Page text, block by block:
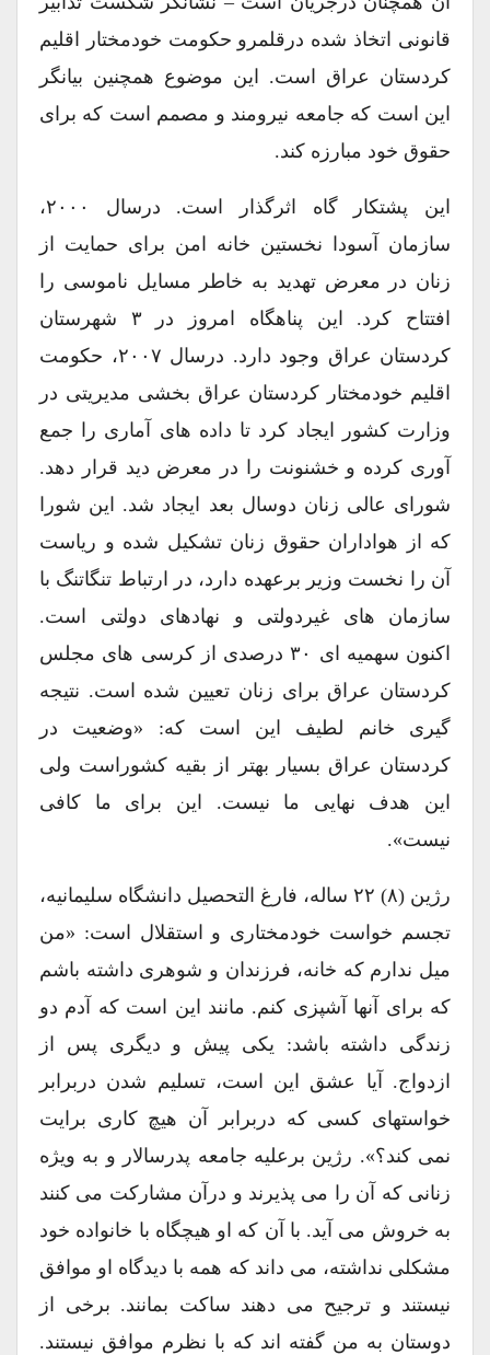
قانونی اتخاذ شده درقلمرو حکومت خودمختار اقلیم
کردستان عراق است. این موضوع همچنین بیانگر
این است که جامعه نیرومند و مصمم است که برای
حقوق خود مبارزه کند.
این پشتکار گاه اثرگذار است. درسال ۲۰۰۰،
سازمان آسودا نخستین خانه امن برای حمایت از
زنان در معرض تهدید به خاطر مسایل ناموسی را
افتتاح کرد. این پناهگاه امروز در ۳ شهرستان
کردستان عراق وجود دارد. درسال ۲۰۰۷، حکومت
اقلیم خودمختار کردستان عراق بخشی مدیریتی در
وزارت کشور ایجاد کرد تا داده های آماری را جمع
آوری کرده و خشنونت را در معرض دید قرار دهد.
شورای عالی زنان دوسال بعد ایجاد شد. این شورا
که از هواداران حقوق زنان تشکیل شده و ریاست
آن را نخست وزیر برعهده دارد، در ارتباط تنگاتنگ با
سازمان های غیردولتی و نهادهای دولتی است.
اکنون سهمیه ای ۳۰ درصدی از کرسی های مجلس
کردستان عراق برای زنان تعیین شده است. نتیجه
گیری خانم لطیف این است که: «وضعیت در
کردستان عراق بسیار بهتر از بقیه کشوراست ولی
این هدف نهایی ما نیست. این برای ما کافی
نیست».
رژین (۸) ۲۲ ساله، فارغ التحصیل دانشگاه سلیمانیه،
تجسم خواست خودمختاری و استقلال است: «من
میل ندارم که خانه، فرزندان و شوهری داشته باشم
که برای آنها آشپزی کنم. مانند این است که آدم دو
زندگی داشته باشد: یکی پیش و دیگری پس از
ازدواج. آیا عشق این است، تسلیم شدن دربرابر
خواستهای کسی که دربرابر آن هیچ کاری برایت
نمی کند؟». رژین برعلیه جامعه پدرسالار و به ویژه
زنانی که آن را می پذیرند و درآن مشارکت می کنند
به خروش می آید. با آن که او هیچگاه با خانواده خود
مشکلی نداشته، می داند که همه با دیدگاه او موافق
نیستند و ترجیح می دهند ساکت بمانند. برخی از
دوستان به من گفته اند که با نظرم موافق نیستند.